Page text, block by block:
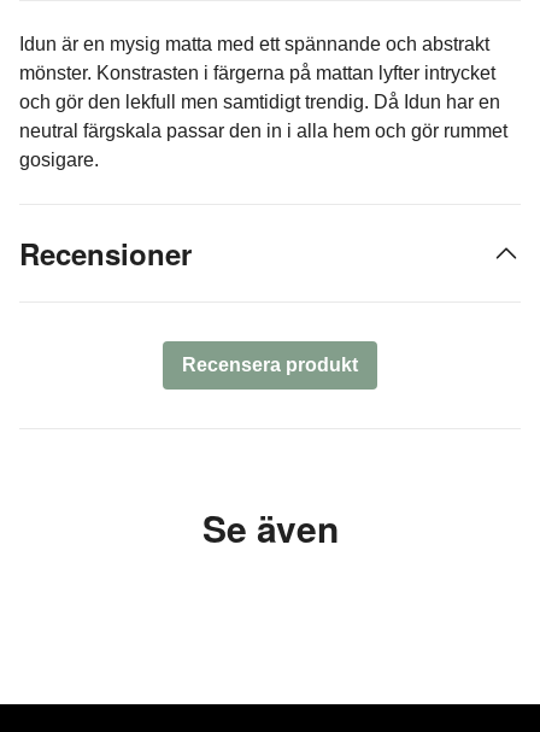
Idun är en mysig matta med ett spännande och abstrakt
mönster. Konstrasten i färgerna på mattan lyfter intrycket
och gör den lekfull men samtidigt trendig. Då Idun har en
neutral färgskala passar den in i alla hem och gör rummet
gosigare.
Recensioner
Recensera produkt
Se även